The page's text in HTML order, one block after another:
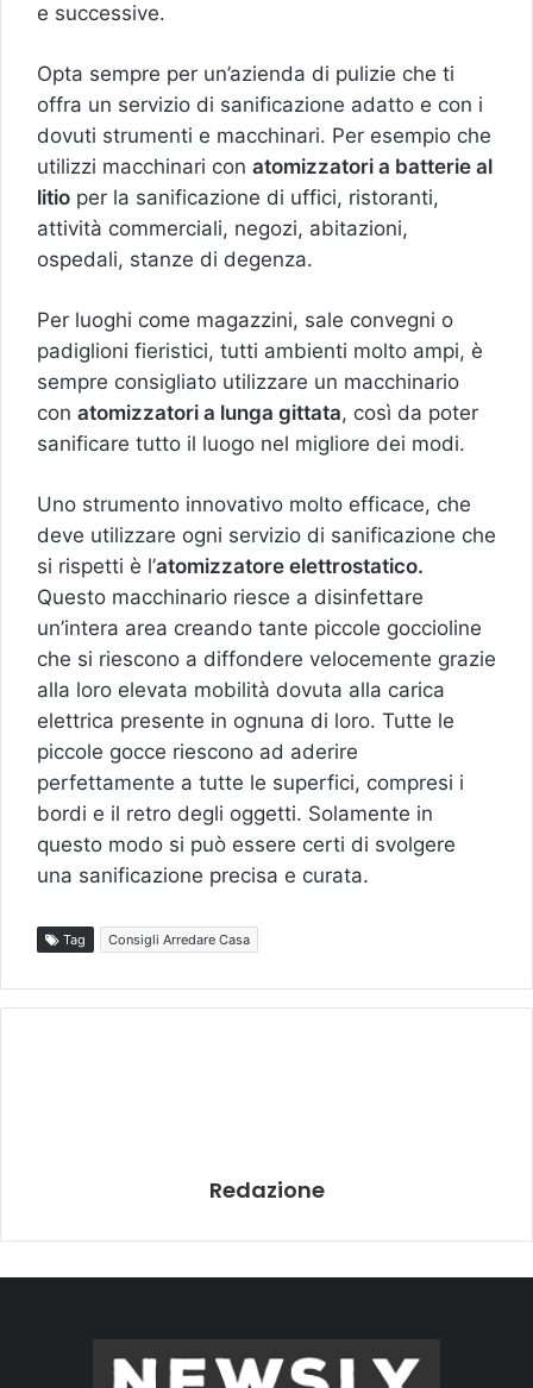
e successive.
Opta sempre per un’azienda di pulizie che ti
offra un servizio di sanificazione adatto e con i
dovuti strumenti e macchinari. Per esempio che
utilizzi macchinari con atomizzatori a batterie al
litio per la sanificazione di uffici, ristoranti,
attività commerciali, negozi, abitazioni,
ospedali, stanze di degenza.
Per luoghi come magazzini, sale convegni o
padiglioni fieristici, tutti ambienti molto ampi, è
sempre consigliato utilizzare un macchinario
con atomizzatori a lunga gittata, così da poter
sanificare tutto il luogo nel migliore dei modi.
Uno strumento innovativo molto efficace, che
deve utilizzare ogni servizio di sanificazione che
si rispetti è l’atomizzatore elettrostatico.
Questo macchinario riesce a disinfettare
un’intera area creando tante piccole goccioline
che si riescono a diffondere velocemente grazie
alla loro elevata mobilità dovuta alla carica
elettrica presente in ognuna di loro. Tutte le
piccole gocce riescono ad aderire
perfettamente a tutte le superfici, compresi i
bordi e il retro degli oggetti. Solamente in
questo modo si può essere certi di svolgere
una sanificazione precisa e curata.
Tag Consigli Arredare Casa
Redazione